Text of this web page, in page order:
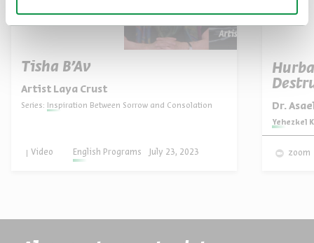
Tisha B'Av
Artist Laya Crust
Series: Inspiration Between Sorrow and Consolation
English Programs
Video July 23, 2023
Dr.
Series:
Yehezkel
zoom